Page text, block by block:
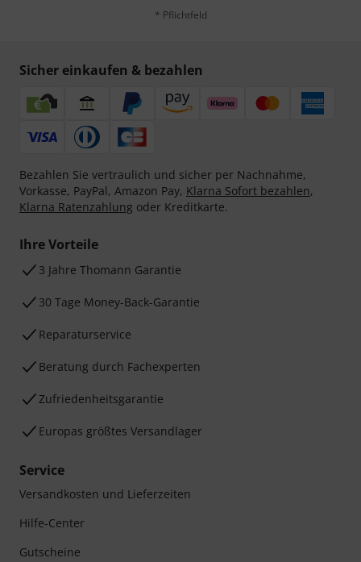
* Pflichtfeld
Sicher einkaufen & bezahlen
Bezahlen Sie vertraulich und sicher per Nachnahme,
Vorkasse, PayPal, Amazon Pay, Klarna Sofort bezahlen,
Klarna Ratenzahlung oder Kreditkarte.
Ihre Vorteile
3 Jahre Thomann Garantie
30 Tage Money-Back-Garantie
Reparaturservice
Beratung durch Fachexperten
Zufriedenheitsgarantie
Europas größtes Versandlager
Service
Versandkosten und Lieferzeiten
Hilfe-Center
Gutscheine